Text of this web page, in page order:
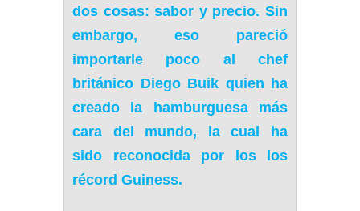
dos cosas: sabor y precio. Sin
embargo, eso pareció
importarle poco al chef
británico Diego Buik quien ha
creado la
hamburguesa más
cara del mundo, la cual ha
sido
reconocida por los los
récord Guiness.